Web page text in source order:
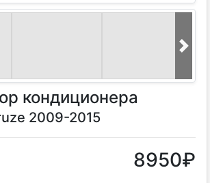
кондиционера
2009-2015
8950₽